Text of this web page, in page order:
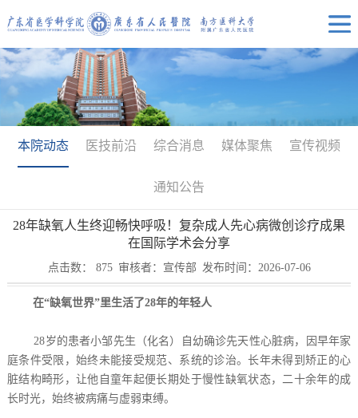
本院动态 医技前沿 综合消息 媒体聚焦 宣传视频
通知公告
28年缺氧人生终迎畅快呼吸！复杂成人先心病微创诊疗成果
在国际学术会分享
点击数： 875 审核者：宣传部 发布时间：2026-07-06
在“缺氧世界”里生活了28年的年轻人
28岁的患者小邹先生（化名）自幼确诊先天性心脏病，因早年家
庭条件受限，始终未能接受规范、系统的诊治。长年未得到矫正的心
脏结构畸形，让他自童年起便长期处于慢性缺氧状态，二十余年的成
长时光，始终被病痛与虚弱束缚。